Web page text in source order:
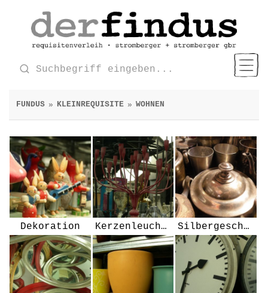
FUNDUS » KLEINREQUISITE » WOHNEN
Dekoration Kerzenleuchter Silbergeschirr